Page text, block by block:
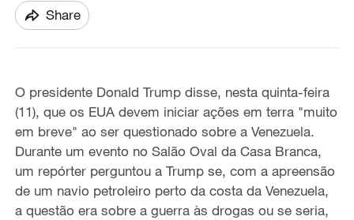
Share
O presidente Donald Trump disse, nesta quinta-feira
(11), que os EUA devem iniciar ações em terra "muito
em breve" ao ser questionado sobre a Venezuela.
Durante um evento no Salão Oval da Casa Branca,
um repórter perguntou a Trump se, com a apreensão
de um navio petroleiro perto da costa da Venezuela,
a questão era sobre a guerra às drogas ou se seria,